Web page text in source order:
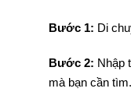
Bước 1: Di
Bước 2: Nhập
mà bạn cần tìm.